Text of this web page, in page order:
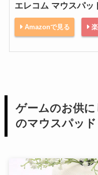
エレコム マウスパッ
Amazonで見る 楽
ゲームのお供
のマウスパッド